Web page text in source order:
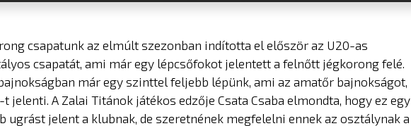
csapatunk az elmúlt szezonban indította el először az U20-as
csapatát, ami már egy lépcsőfokot jelentett a felnőtt jégkorong felé.
már egy szinttel feljebb lépünk, ami az amatőr bajnokságot,
t jelenti. A Zalai Titánok játékos edzője Csata Csaba elmondta, hogy ez egy
ugrást jelent a klubnak, de szeretnének megfelelni ennek az osztálynak a